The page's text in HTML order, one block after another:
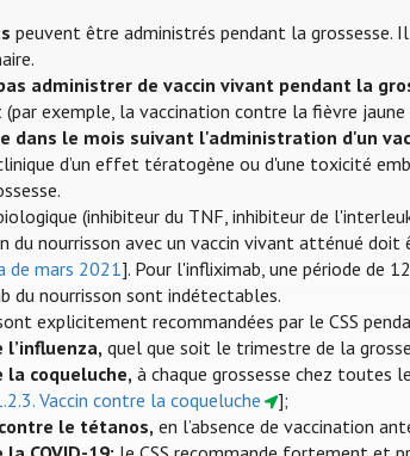
peuvent être administrés pendant la grossesse.
administrer de vaccin vivant pendant la
exemple, la vaccination contre la fièvre jaune
dans le mois suivant l'administration d'un
d’un effet tératogène ou d'une toxicité
(inhibiteur du TNF, inhibiteur de
du nourrisson avec un vaccin vivant atténué doit
de mars 2021]. Pour l'infliximab, une période de
du nourrisson sont indétectables.
explicitement recommandées par le CSS
l’influenza,quel que soit le trimestre de la
la coqueluche, à chaque grossesse chez toutes
Vaccin contre la coqueluche
];
le tétanos, en l’absence de vaccination